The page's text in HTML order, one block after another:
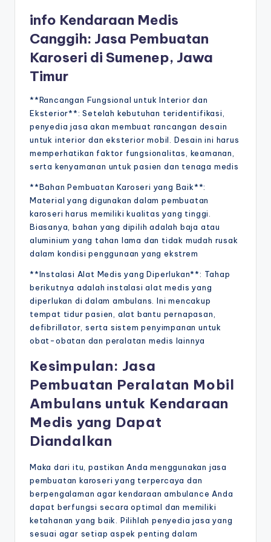
info Kendaraan Medis
Canggih: Jasa Pembuatan
Karoseri di Sumenep, Jawa
Timur
**Rancangan Fungsional untuk Interior dan
Eksterior**: Setelah kebutuhan teridentifikasi,
penyedia jasa akan membuat rancangan desain
untuk interior dan eksterior mobil. Desain ini harus
memperhatikan faktor fungsionalitas, keamanan,
serta kenyamanan untuk pasien dan tenaga medis
**Bahan Pembuatan Karoseri yang Baik**:
Material yang digunakan dalam pembuatan
karoseri harus memiliki kualitas yang tinggi.
Biasanya, bahan yang dipilih adalah baja atau
aluminium yang tahan lama dan tidak mudah rusak
dalam kondisi penggunaan yang ekstrem
**Instalasi Alat Medis yang Diperlukan**: Tahap
berikutnya adalah instalasi alat medis yang
diperlukan di dalam ambulans. Ini mencakup
tempat tidur pasien, alat bantu pernapasan,
defibrillator, serta sistem penyimpanan untuk
obat-obatan dan peralatan medis lainnya
Kesimpulan: Jasa
Pembuatan Peralatan Mobil
Ambulans untuk Kendaraan
Medis yang Dapat
Diandalkan
Maka dari itu, pastikan Anda menggunakan jasa
pembuatan karoseri yang terpercaya dan
berpengalaman agar kendaraan ambulance Anda
dapat berfungsi secara optimal dan memiliki
ketahanan yang baik. Pilihlah penyedia jasa yang
sesuai agar setiap aspek penting dalam